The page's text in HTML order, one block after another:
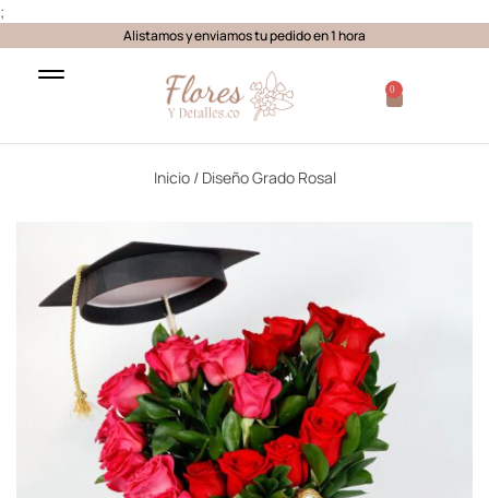
;
Alistamos y enviamos tu pedido en 1 hora
0
Inicio/ Diseño Grado Rosal